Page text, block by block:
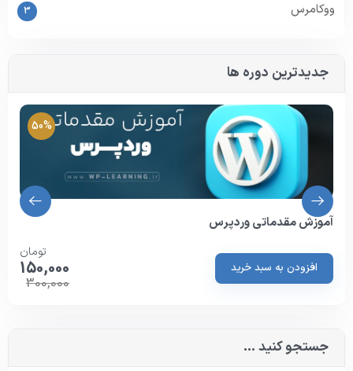
ووکامرس 3
جدیدترین دوره ها
50%
آموزش مقدماتی وردپرس
افزودن به سبد خرید
تومان
150,000
300,000
جستجو کنید ...